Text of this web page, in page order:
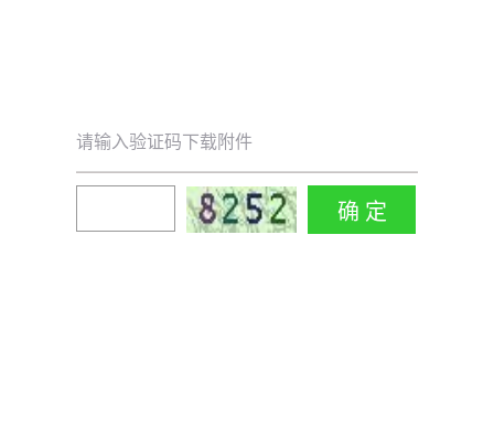
请输入验证码下载附件